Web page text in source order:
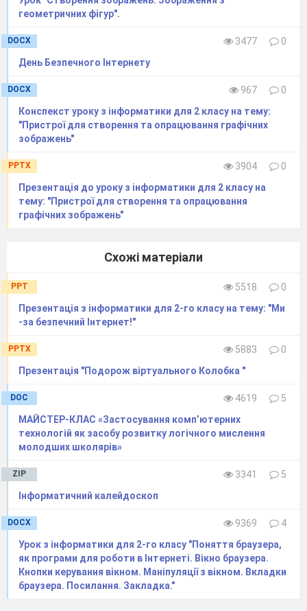
а) зарубки;
г) машина Беббіджа.
3. Самоперевірка тесту. Встановлення
ІV. Рефлексія.
1. Гра «Впізнай предмет».
називаючи. Учні в класі за описом впізнають названий
предмет).
2. Гра «Світлофор» (2 сигнала: червоний та
зелений).
- Чи будуть одержані навички корисним і
- Які почуття у вас виникли на уроці
інформатики: позитивні чи негативні?
3. Гра «Вільний мікрофон».
- Яка ще інформація потрібна була на уроці?
- На що у майбутньому варто звернути
особливу увагу?
Література:
1. Навчальні програми для загальноосвітніх
навчальних закладів із навчанням українською
мовою. 1 – 4 класи. К.: Видавничий дім
«Освіта», 2012, 392 с.
2. Г
. В. Ломаковська, Г. О. Проценко, Й. Я.
Ривкінд, Ф. М. Рівкінд. Сходинки до
інформатики. Підручник для 2 класу
загальноосвітніх навчальних закладів. – К.:
Видавничий дім «Основа», 2012.
геометричних фігур".
DOCX 3477
0
День Безпечного Інтернету
DOCX 967
0
Конспекст уроку з інформатики для 2 класу на тему:
"Пристрої для створення та опрацювання графічних
зображень"
PPTX 3904
0
Презентація до уроку з інформатики для 2 класу на
тему: "Пристрої для створення та опрацювання
графічних зображень"
Схожі матеріали
PPT 5518
0
Презентація з інформатики для 2-го класу на тему: "Ми
-за бeзпeчний Інтeрнeт!"
PPTX 5883
0
Презентація "Подорож віртуального Колобка "
DOC 4619
5
МАЙСТЕР-КЛАС «Застосування комп’ютерних
технологій як засобу розвитку логічного мислення
молодших школярів»
ZIP 3341
5
Інформатичний калейдоскоп
DOCX 9369
4
Урок з інформатики для 2-го класу "Поняття браузера,
як програми для роботи в Інтернеті. Вікно браузера.
Кнопки керування вікном. Маніпуляції з вікном. Вкладки
браузера. Посилання. Закладка."